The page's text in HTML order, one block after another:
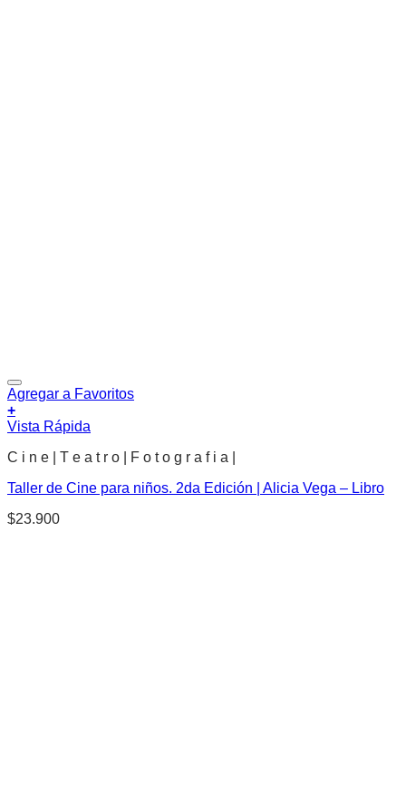
Agregar a Favoritos
+
Vista Rápida
C i n e | T e a t r o | F o t o g r a f i a |
Taller de Cine para niños. 2da Edición | Alicia Vega – Libro
$23.900